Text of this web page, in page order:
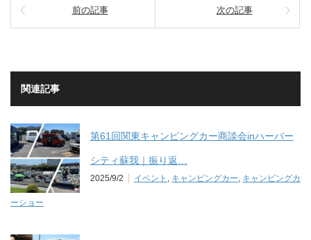
前の記事 次の記事
関連記事
第61回関東キャンピングカー商談会inハーバー
シティ蘇我｜振り返…
2025/9/2 イベント キャンピングカー キャンピングカ
ーショー